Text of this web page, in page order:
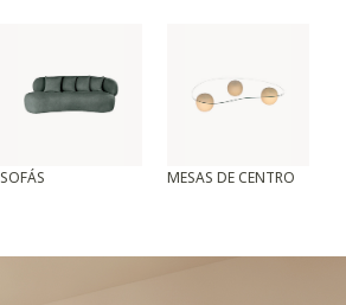
SOFÁS MESAS DE CENTRO